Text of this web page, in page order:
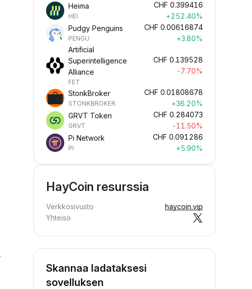
Heima
HEI
CHF 0.399416
+252.40%
Pudgy Penguins
PENGU
CHF 0.00616874
+3.80%
Artificial
Superintelligence
Alliance
FET
CHF 0.139528
-7.70%
StonkBroker
STONKBROKER
CHF 0.01808678
+36.20%
GRVT Token
GRVT
CHF 0.284073
-11.50%
Pi Network
PI
CHF 0.091286
+5.90%
HayCoin resurssia
Verkkosivusto
haycoin.vip
Yhteisö
Skannaa ladataksesi
sovelluksen